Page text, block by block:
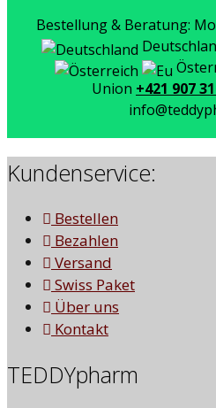
Bestellung & Beratung:
Union +421 907
Kundenservice:
Bestellen
Bezahlen
Versand
Swiss Paket
Über uns
Kontakt
TEDDYpharm